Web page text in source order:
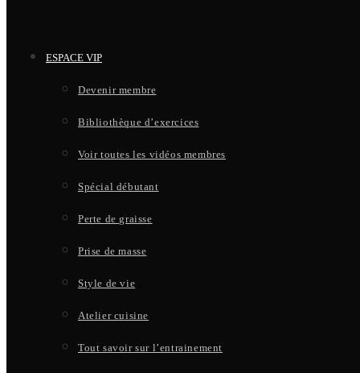
ESPACE VIP
Devenir membre
Bibliothèque d’exercices
Voir toutes les vidéos membres
Spécial débutant
Perte de graisse
Prise de masse
Style de vie
Atelier cuisine
Tout savoir sur l’entrainement